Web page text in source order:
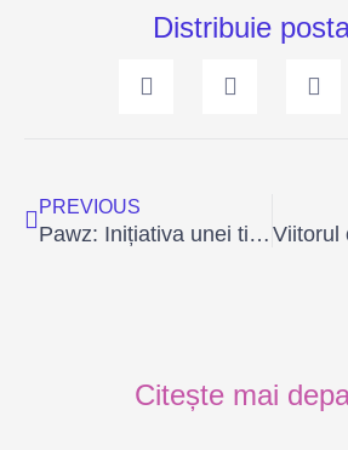
Distribuie
PREVIOUS
Pawz: Inițiativa unei tinere pentru salvarea animalelor pierdute
Citește mai